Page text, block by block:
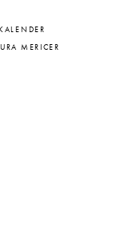
MERICER